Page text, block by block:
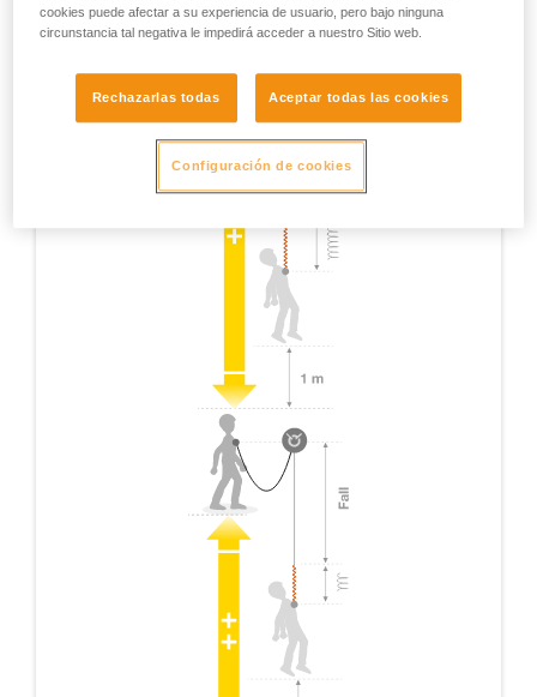
cookies puede afectar a su experiencia de usuario, pero bajo ninguna
circunstancia tal negativa le impedirá acceder a nuestro Sitio web.
Rechazarlas todas Aceptar todas las cookies
Configuración de cookies